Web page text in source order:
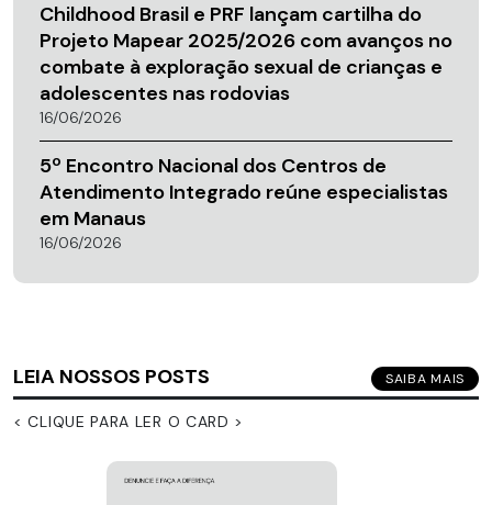
Childhood Brasil e PRF lançam cartilha do
Projeto Mapear 2025/2026 com avanços no
combate à exploração sexual de crianças e
adolescentes nas rodovias
16/06/2026
5º Encontro Nacional dos Centros de
Atendimento Integrado reúne especialistas
em Manaus
16/06/2026
LEIA NOSSOS POSTS SAIBA MAIS
< CLIQUE PARA LER O CARD >